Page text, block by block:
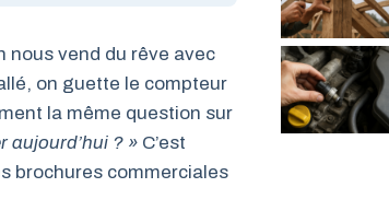
nous vend du rêve avec
on guette le compteur
la même question sur
aujourd’hui ? » C’est
brochures commerciales